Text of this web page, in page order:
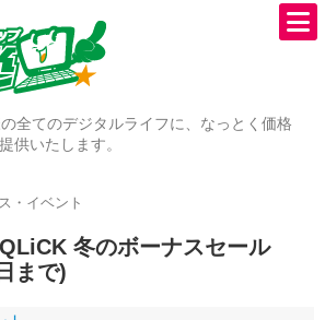
全てのデジタルライフに、なっとく価格
供いたします。
・イベント
冬のボーナスセール
まで)